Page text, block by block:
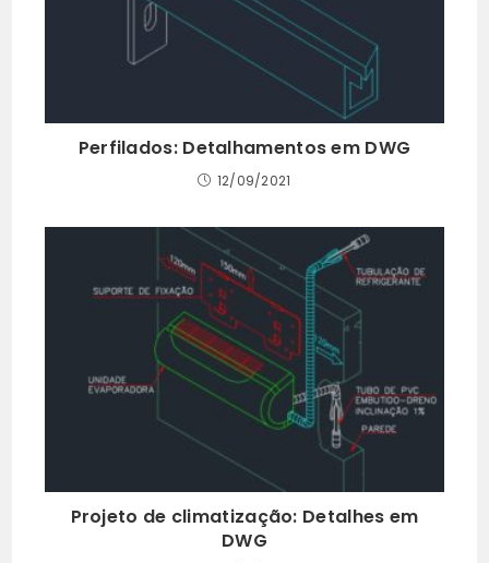
Perfilados: Detalhamentos em DWG
12/09/2021
Projeto de climatização: Detalhes em
DWG